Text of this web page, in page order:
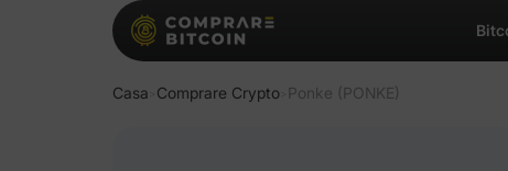
Casa Comprare Crypto Ponke (PONKE)